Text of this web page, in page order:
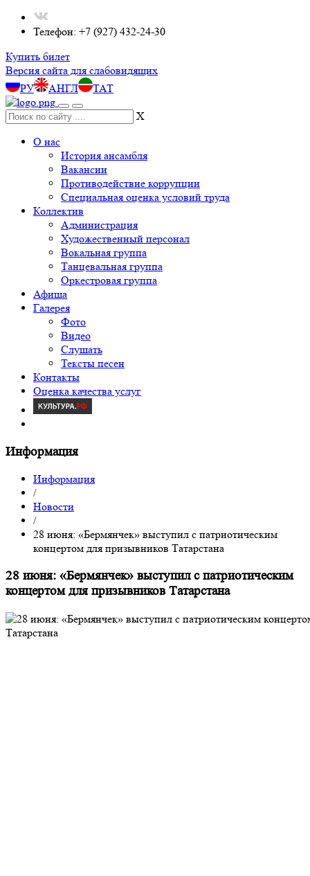
Телефон: +7 (927) 432-24-30
Купить билет
Версия сайта для слабовидящих
РУ
АНГЛ ТАТ
X
О нас
История ансамбля
Вакансии
Противодействие коррупции
Специальная оценка условий труда
Коллектив
Администрация
Художественный персонал
Вокальная группа
Танцевальная группа
Оркестровая группа
Афиша
Галерея
Фото
Видео
Слушать
Тексты песен
Контакты
Оценка качества услуг
Информация
Информация
/
Новости
/
28 июня: «Бермянчек» выступил с патриотическим
концертом для призывников Татарстана
28 июня: «Бермянчек» выступил с патриотическим
концертом для призывников Татарстана